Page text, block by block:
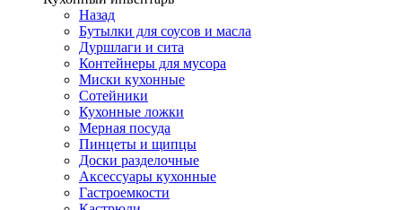
Назад
Бутылки для соусов и масла
Дуршлаги и сита
Контейнеры для мусора
Миски кухонные
Сотейники
Кухонные ложки
Мерная посуда
Пинцеты и щипцы
Доски разделочные
Аксессуары кухонные
Гастроемкости